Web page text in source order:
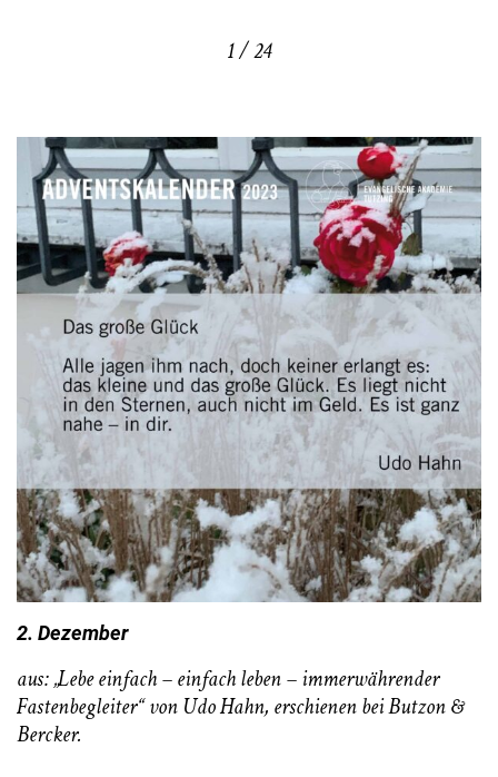
1 / 24
2. Dezember
aus: „Lebe einfach – einfach leben – immerwährender
Fastenbegleiter“ von Udo Hahn, erschienen bei Butzon &
Bercker.